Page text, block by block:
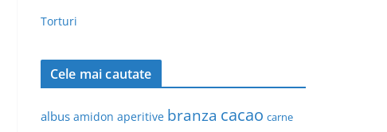
Torturi
Cele mai cautate
albus amidon aperitive branza cacao carne